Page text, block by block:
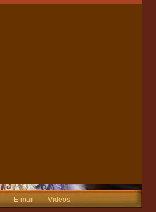
E-mail
Videos